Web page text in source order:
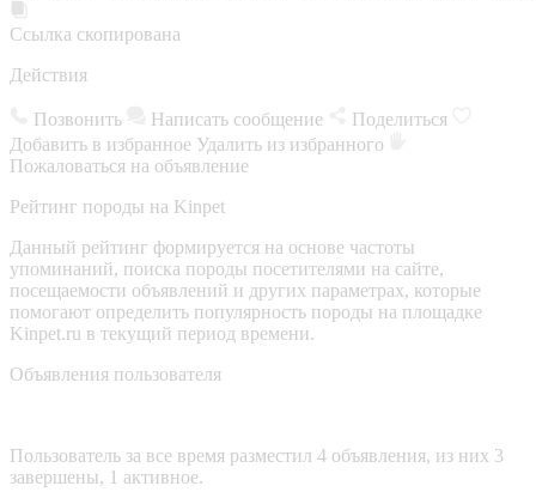
Ссылка скопирована
Действия
Позвонить Написать сообщение
Поделиться
Добавить в избранное Удалить из избранного
Пожаловаться на объявление
Рейтинг породы на Kinpet
Данный рейтинг формируется на основе частоты
упоминаний, поиска породы посетителями на сайте,
посещаемости объявлений и других параметрах, которые
помогают определить популярность породы на площадке
Kinpet.ru в текущий период времени.
Объявления пользователя
Пользователь за все время разместил 4 объявления, из них 3
завершены, 1 активное.